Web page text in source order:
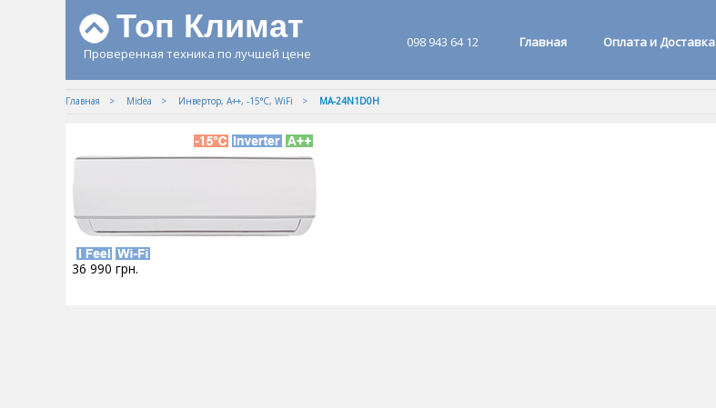
Топ Климат
Проверенная техника по лучшей цене
098 943 64 12 Главная Оплата и Доставка
Главная Midea Инвертор, A++, -15°С, WiFi MA-24N1D0H
36 990 грн.